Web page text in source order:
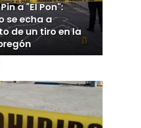
a "El Pon":
se echa a
de un tiro en la